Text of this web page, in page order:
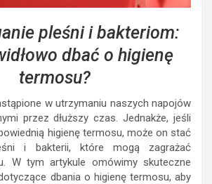
pleśni i bakteriom:
dbać o higienę
termosu?
w utrzymaniu naszych napojów
przez dłuższy czas. Jednakże, jeśli
higienę termosu, może on stać
i bakterii, które mogą zagrażać
W tym artykule omówimy skuteczne
dbania o higienę termosu, aby